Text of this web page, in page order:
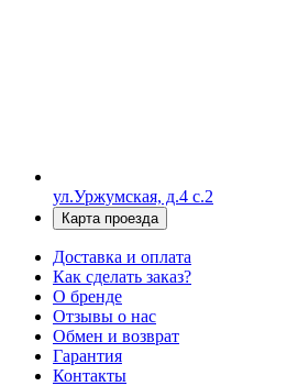
ул.Уржумская, д.4 с.2
Карта проезда
Доставка и оплата
Как сделать заказ?
О бренде
Отзывы о нас
Обмен и возврат
Гарантия
Контакты